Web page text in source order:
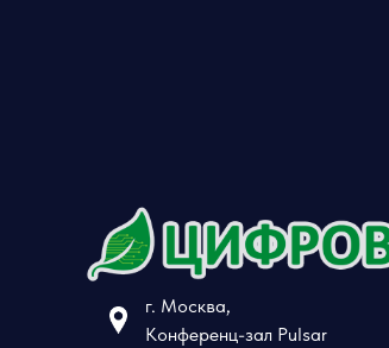
г. Москва,
Конференц-зал Pulsar